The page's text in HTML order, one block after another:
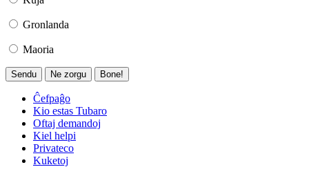
Gronlanda
Maoria
Sendu Ne zorgu Bone!
Ĉefpaĝo
Kio estas Tubaro
Oftaj demandoj
Kiel helpi
Privateco
Kuketoj